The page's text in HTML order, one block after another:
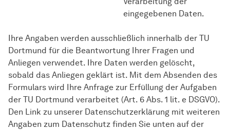
eingegebenen Daten.
Ihre Angaben werden ausschließlich innerhalb der TU
Dortmund für die Beantwortung Ihrer Fragen und
Anliegen verwendet. Ihre Daten werden gelöscht,
sobald das Anliegen geklärt ist. Mit dem Absenden des
Formulars wird Ihre Anfrage zur Erfüllung der Aufgaben
der TU Dortmund verarbeitet (Art. 6 Abs. 1 lit. e DSGVO).
Den Link zu unserer Datenschutzerklärung mit weiteren
Angaben zum Datenschutz finden Sie unten auf der